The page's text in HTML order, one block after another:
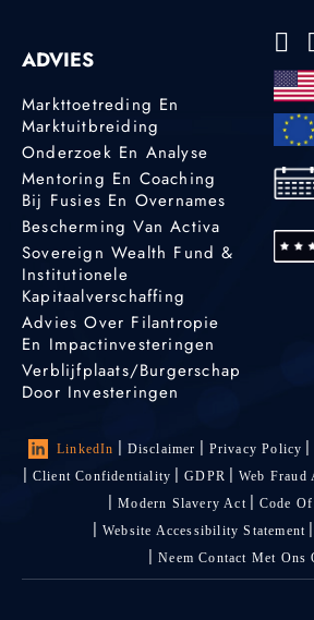
ADVIES
Markttoetreding En
Marktuitbreiding
Onderzoek En Analyse
Mentoring En Coaching
Bij Fusies En Overnames
Bescherming Van Activa
Sovereign Wealth Fund &
Institutionele
Kapitaalverschaffing
Advies Over Filantropie
En Impactinvesteringen
Verblijfplaats/burgerschap
Door Investeringen
LinkedIn Disclaimer Privacy Policy
Client Confidentiality
GDPR
Web Fraud
Modern Slavery Act
Code
Website Accessibility Statement
Neem Contact Met Ons